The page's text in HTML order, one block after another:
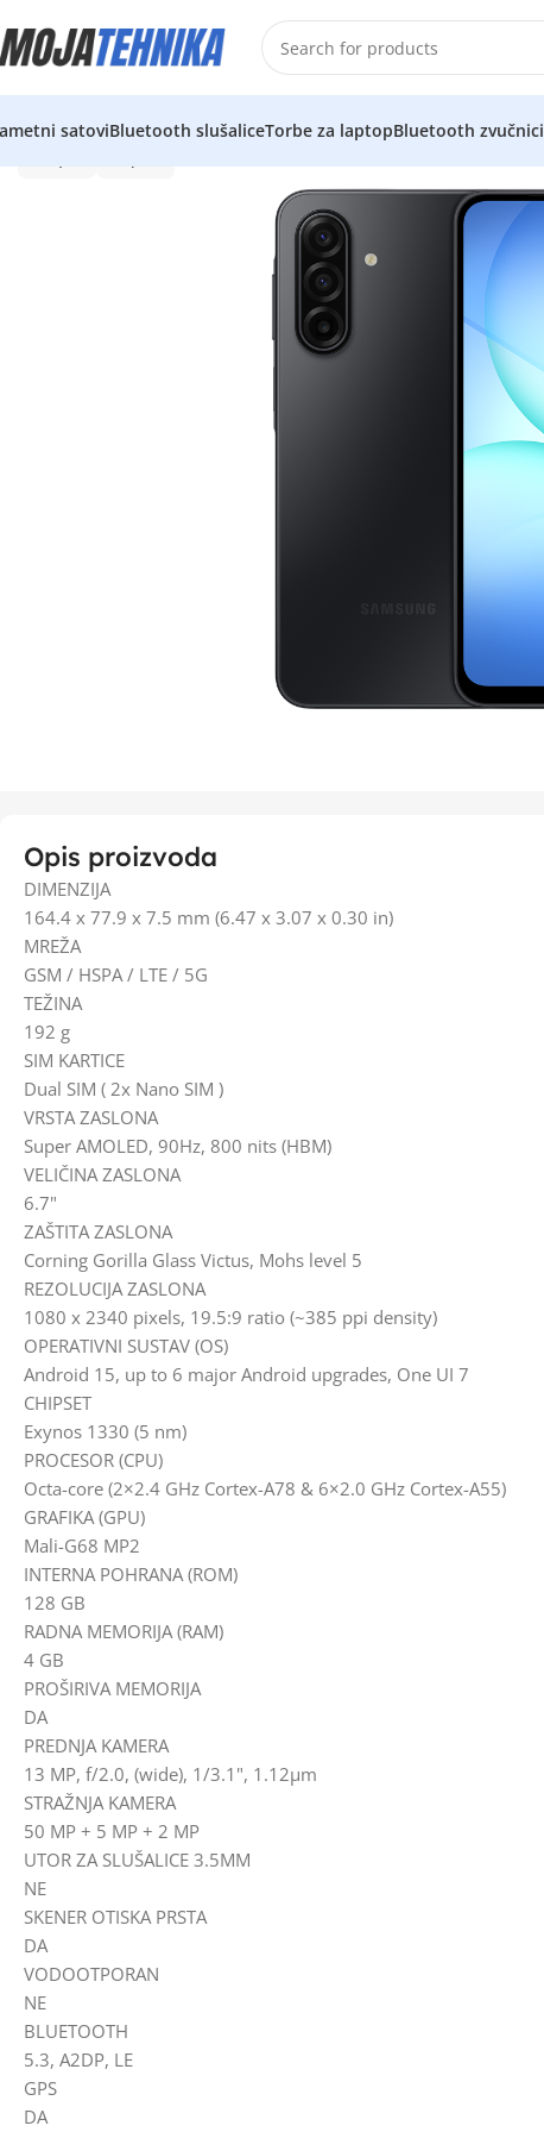
satoviBluetooth slušaliceTorbe za laptopBluetooth zvučnici
Opis proizvoda
DIMENZIJA
164.4 x 77.9 x 7.5 mm (6.47 x 3.07 x 0.30 in)
MREŽA
GSM / HSPA / LTE / 5G
TEŽINA
192 g
SIM KARTICE
Dual SIM ( 2x Nano SIM )
VRSTA ZASLONA
Super AMOLED, 90Hz, 800 nits (HBM)
VELIČINA ZASLONA
6.7"
ZAŠTITA ZASLONA
Corning Gorilla Glass Victus, Mohs level 5
REZOLUCIJA ZASLONA
1080 x 2340 pixels, 19.5:9 ratio (~385 ppi density)
OPERATIVNI SUSTAV (OS)
Android 15, up to 6 major Android upgrades, One UI 7
CHIPSET
Exynos 1330 (5 nm)
PROCESOR (CPU)
Octa-core (2×2.4 GHz Cortex-A78 & 6×2.0 GHz Cortex-A55)
GRAFIKA (GPU)
Mali-G68 MP2
INTERNA POHRANA (ROM)
128 GB
RADNA MEMORIJA (RAM)
4 GB
PROŠIRIVA MEMORIJA
DA
PREDNJA KAMERA
13 MP, f/2.0, (wide), 1/3.1", 1.12µm
STRAŽNJA KAMERA
50 MP + 5 MP + 2 MP
UTOR ZA SLUŠALICE 3.5MM
NE
SKENER OTISKA PRSTA
DA
VODOOTPORAN
NE
BLUETOOTH
5.3, A2DP, LE
GPS
DA